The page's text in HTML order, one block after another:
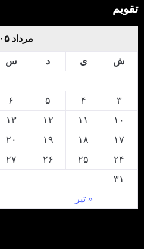
تقویم
مرداد ۱۴۰۵
ش ی د س
« تیر
۳
۴ ۵ ۶
۱۰
۱۱ ۱۲ ۱۳
۱۷
۱۸ ۱۹ ۲۰
۲۴
۲۵ ۲۶ ۲۷
۳۱